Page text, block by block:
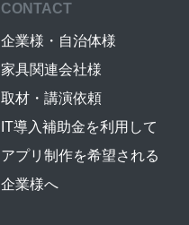
CONTACT
企業様・自治体様
家具関連会社様
取材・講演依頼
IT導入補助金を利用して
アプリ制作を希望される
企業様へ